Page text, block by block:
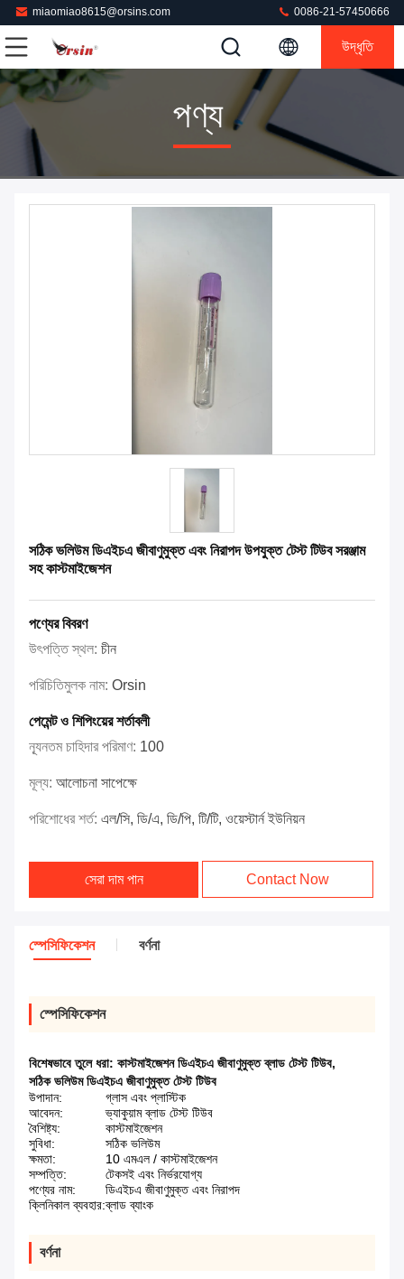
miaomiao8615@orsins.com 0086-21-57450666
উদ্ধৃতি
পণ্য
সঠিক ভলিউম ডিএইচএ জীবাণুমুক্ত এবং নিরাপদ উপযুক্ত টেস্ট টিউব সরঞ্জাম
সহ কাস্টমাইজেশন
পণ্যের বিবরণ
উৎপত্তি স্থল: চীন
পরিচিতিমুলক নাম: Orsin
পেমেন্ট ও শিপিংয়ের শর্তাবলী
ন্যূনতম চাহিদার পরিমাণ: 100
মূল্য: আলোচনা সাপেক্ষে
পরিশোধের শর্ত: এল/সি, ডি/এ, ডি/পি, টি/টি, ওয়েস্টার্ন ইউনিয়ন
সেরা দাম পান Contact Now
স্পেসিফিকেশন বর্ণনা
স্পেসিফিকেশন
বিশেষভাবে তুলে ধরা: কাস্টমাইজেশন ডিএইচএ জীবাণুমুক্ত ব্লাড টেস্ট টিউব,
সঠিক ভলিউম ডিএইচএ জীবাণুমুক্ত টেস্ট টিউব
উপাদান:
গ্লাস এবং প্লাস্টিক
আবেদন:
ভ্যাকুয়াম ব্লাড টেস্ট টিউব
বৈশিষ্ট্য:
কাস্টমাইজেশন
সুবিধা:
সঠিক ভলিউম
ক্ষমতা:
10 এমএল / কাস্টমাইজেশন
সম্পত্তি:
টেকসই এবং নির্ভরযোগ্য
পণ্যের নাম:
ডিএইচএ জীবাণুমুক্ত এবং নিরাপদ
ক্লিনিকাল ব্যবহার:ব্লাড ব্যাংক
বর্ণনা